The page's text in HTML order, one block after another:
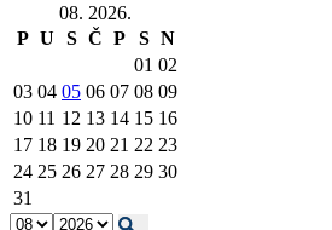
08. 2026.
P U S Č P S N
01 02
03 04 05 06 07 08 09
10 11 12 13 14 15 16
17 18 19 20 21 22 23
24 25 26 27 28 29 30
31